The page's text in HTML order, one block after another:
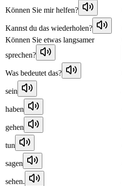
Können Sie mir helfen?
Kannst du das wiederholen?
Können Sie etwas langsamer
sprechen?
Was bedeutet das?
sein
haben
gehen
tun
sagen
sehen.